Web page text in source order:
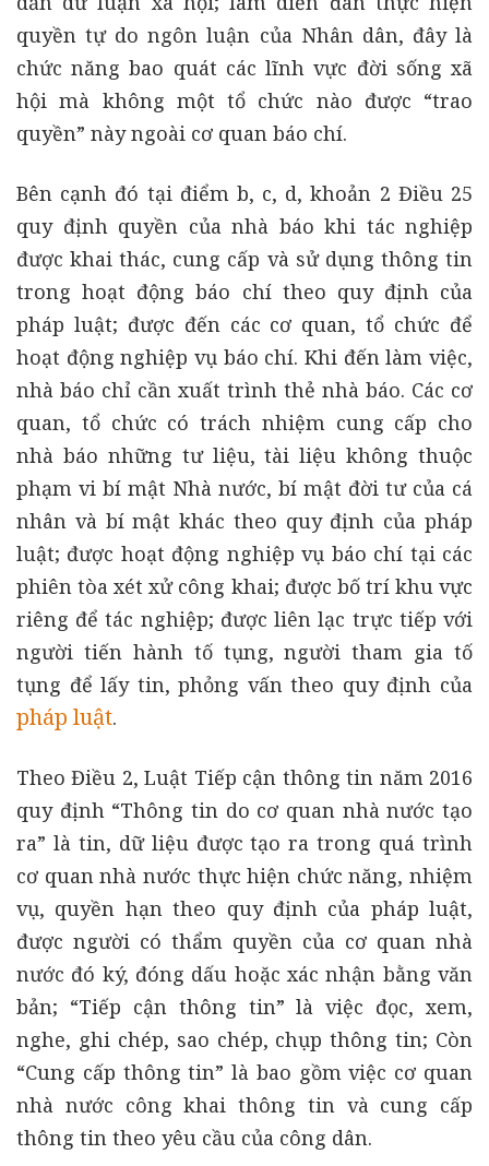
quyền tự do ngôn luận của Nhân dân, đây là
chức năng bao quát các lĩnh vực đời sống xã
hội mà không một tổ chức nào được “trao
quyền” này ngoài cơ quan báo chí.
Bên cạnh đó tại điểm b, c, d, khoản 2 Điều 25
quy định quyền của nhà báo khi tác nghiệp
được khai thác, cung cấp và sử dụng thông tin
trong hoạt động báo chí theo quy định của
pháp luật; được đến các cơ quan, tổ chức để
hoạt động nghiệp vụ báo chí. Khi đến làm việc,
nhà báo chỉ cần xuất trình thẻ nhà báo. Các cơ
quan, tổ chức có trách nhiệm cung cấp cho
nhà báo những tư liệu, tài liệu không thuộc
phạm vi bí mật Nhà nước, bí mật đời tư của cá
nhân và bí mật khác theo quy định của pháp
luật; được hoạt động nghiệp vụ báo chí tại các
phiên tòa xét xử công khai; được bố trí khu vực
riêng để tác nghiệp; được liên lạc trực tiếp với
người tiến hành tố tụng, người tham gia tố
tụng để lấy tin, phỏng vấn theo quy định của
pháp luật.
Theo Điều 2, Luật Tiếp cận thông tin năm 2016
quy định “Thông tin do cơ quan nhà nước tạo
ra” là tin, dữ liệu được tạo ra trong quá trình
cơ quan nhà nước thực hiện chức năng, nhiệm
vụ, quyền hạn theo quy định của pháp luật,
được người có thẩm quyền của cơ quan nhà
nước đó ký, đóng dấu hoặc xác nhận bằng văn
bản; “Tiếp cận thông tin” là việc đọc, xem,
nghe, ghi chép, sao chép, chụp thông tin; Còn
“Cung cấp thông tin” là bao gồm việc cơ quan
nhà nước công khai thông tin và cung cấp
thông tin theo yêu cầu của công dân.